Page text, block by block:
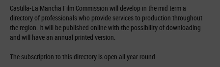
Castilla-La Mancha Film Commission will develop in the mid term a
directory of professionals who provide services to production throughout
the region. It will be published online with the possibility of downloading
and will have an annual printed version.
The subscription to this directory is open all year round.